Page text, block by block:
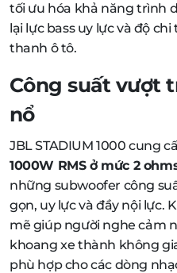
tối ưu hóa khả năng trình
lại lực bass uy lực và độ
thanh ô tô.
Công suất vượt
nổ
JBL STADIUM 1000 cung
1000W RMS ở mức 2
những subwoofer công
gọn, uy lực và đầy nội lực.
mẽ giúp người nghe cảm
khoang xe thành không
phù hợp cho các dòng